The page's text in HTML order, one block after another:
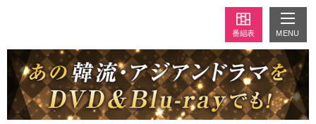
番組表 MENU